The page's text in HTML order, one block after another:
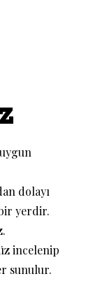
dolayı
yerdir.
incelenip
sunulur.